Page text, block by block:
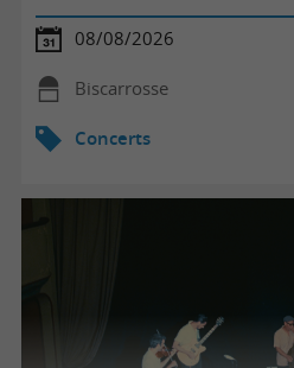
08/08/2026
Biscarrosse
Concerts